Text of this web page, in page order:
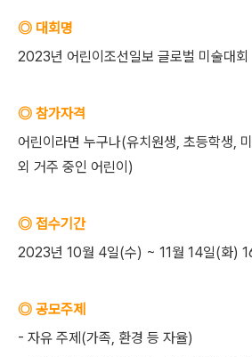
◎ 대회명
2023년 어린이조선일보 글로벌 미술대회
◎ 참가자격
어린이라면 누구나(유치원생, 초등학생,
외 거주 중인 어린이)
◎ 접수기간
2023년 10월 4일(수) ~ 11월 14일(화)
◎ 공모주제
- 자유 주제(가족, 환경 등 자율)